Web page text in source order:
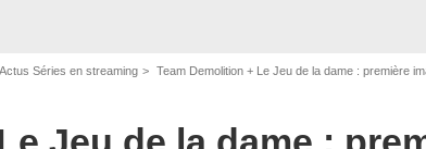
Actus Séries en streaming Team Demolition + Le Jeu de la dame : première